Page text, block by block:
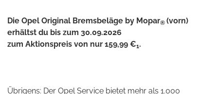
Die Opel Original Bremsbeläge by Mopar® (vorn)
erhältst du bis zum 30.09.2026
zum Aktionspreis von nur 159,99 €1.
Übrigens: Der Opel Service bietet mehr als 1.000